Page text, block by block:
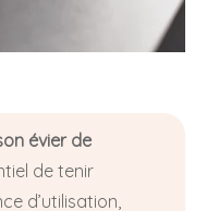
évier de
de tenir
d’utilisation,